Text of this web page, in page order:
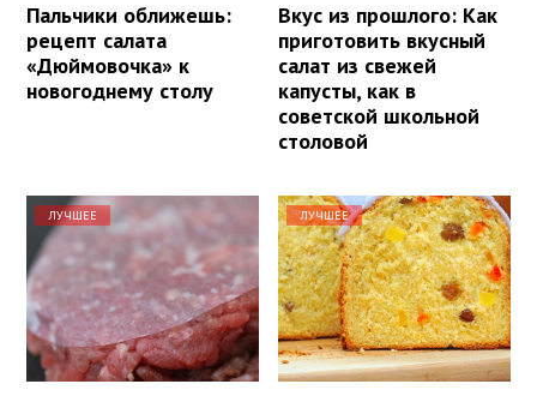
Пальчики оближешь:
рецепт салата
«Дюймовочка» к
новогоднему столу
Вкус из прошлого: Как
приготовить вкусный
салат из свежей
капусты, как в
советской школьной
столовой
ЛУЧШЕЕ ЛУЧШЕЕ